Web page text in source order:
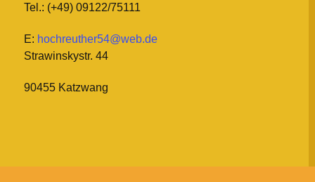
Tel.: (+49) 09122/75111
E: hochreuther54@web.de
Strawinskystr. 44
90455 Katzwang